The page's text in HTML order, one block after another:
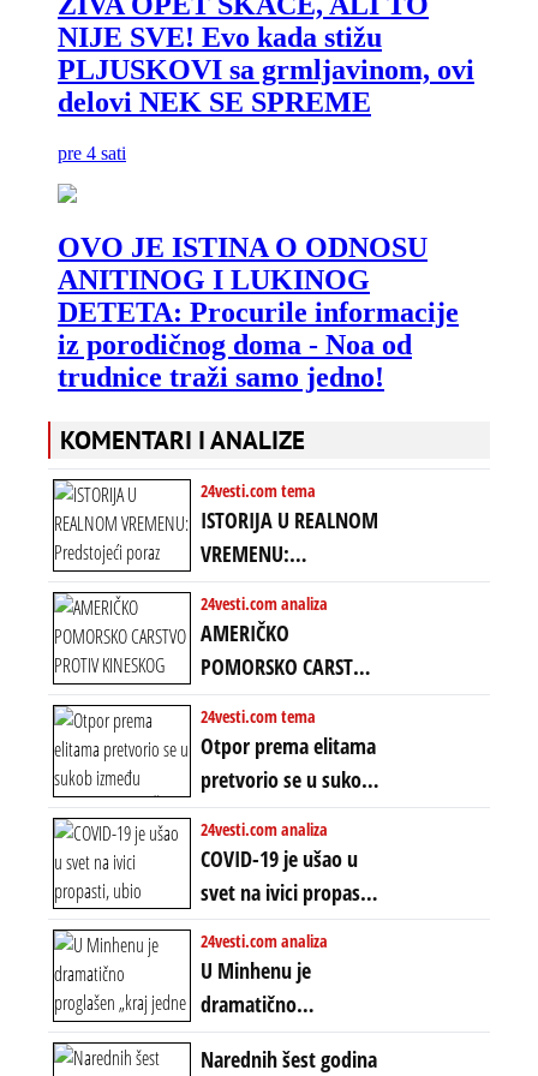
KOMENTARI I ANALIZE
24vesti.com tema
ISTORIJA U REALNOM
VREMENU:
Predstojeći poraz
Amerike u Iranu
uvodi eru
energetskog haosa,
finansijskih
previranja i kolapsa
starog poretka
24vesti.com analiza
AMERIČKO
POMORSKO CARSTVO
PROTIV KINESKOG
KOPNENOG SVETA:
Rat u Iranu je rat za
globalne preferencije
24vesti.com tema
Otpor prema elitama
pretvorio se u sukob
između običnih ljudi:
ZAŠTO SE DEŠAVA
EKSTREMNA
POLARIZACIJA?
24vesti.com analiza
COVID-19 je ušao u
svet na ivici propasti,
ubio milione, ali je
spasao sistem
24vesti.com analiza
U Minhenu je
dramatično
proglašen „kraj jedne
Narednih šest godina